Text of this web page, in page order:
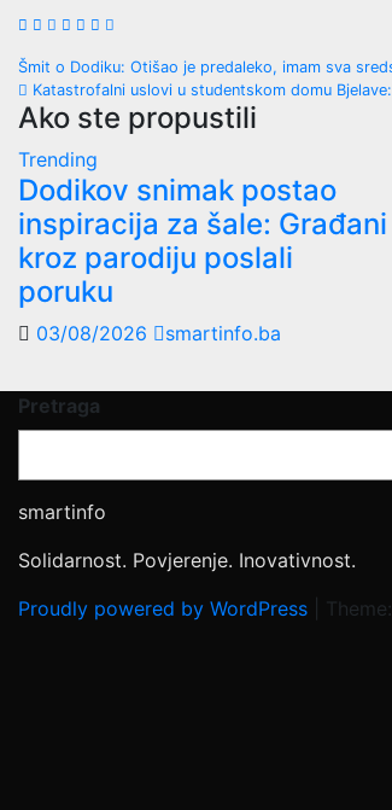
Post
navigation
Šmit o Dodiku: Otišao je predaleko, imam sva
Katastrofalni uslovi u studentskom domu
Ako ste propustili
Trending
Dodikov snimak postao
inspiracija za šale: Građani
kroz parodiju poslali
poruku
03/08/2026 smartinfo.ba
Pretraga
smartinfo
Solidarnost. Povjerenje. Inovativnost.
Proudly powered by WordPress